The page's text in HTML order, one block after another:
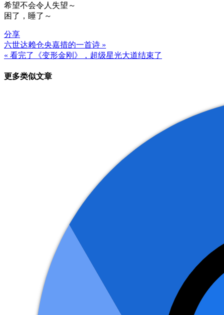
希望不会令人失望～
困了，睡了～
分享
文
章
导
六世达赖仓央嘉措的一首诗 »
« 看完了《变形金刚》，超级星光大道结束了
更多类似文章